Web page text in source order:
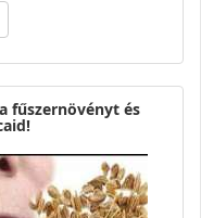
fűszernövényt és